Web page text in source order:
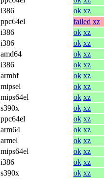
i386 ok xz
ppc64el failed xz
i386 ok xz
i386 ok xz
amd64 ok xz
i386 ok xz
armhf ok xz
mipsel ok xz
mips64el ok xz
s390x ok xz
ppc64el ok xz
arm64 ok xz
armel ok xz
mips64el ok xz
i386 ok xz
s390x ok xz